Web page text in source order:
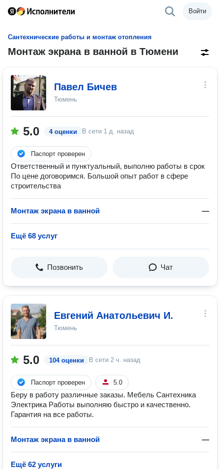
Войти
Сантехнические работы и монтаж отопления
Монтаж экрана в ванной в Тюмени
Павел Бичев
Тюмень
5.0 4 оценки В сети 1 д. назад
Паспорт проверен
Ответственный и пунктуальный, выполню работы в срок
По цене договоримся. Большой опыт работ в сфере
строительства
Монтаж экрана в ванной —
Ещё 68 услуг
Позвонить Чат
Евгений Анатольевич И.
Тюмень
5.0 104 оценки В сети 2 ч. назад
Паспорт проверен 5.0
Беру в работу различные заказы. Мебель Сантехника
Электрика Работы выполняю быстро и качественно.
Гарантия на все работы.
Монтаж экрана в ванной —
Ещё 62 услуги